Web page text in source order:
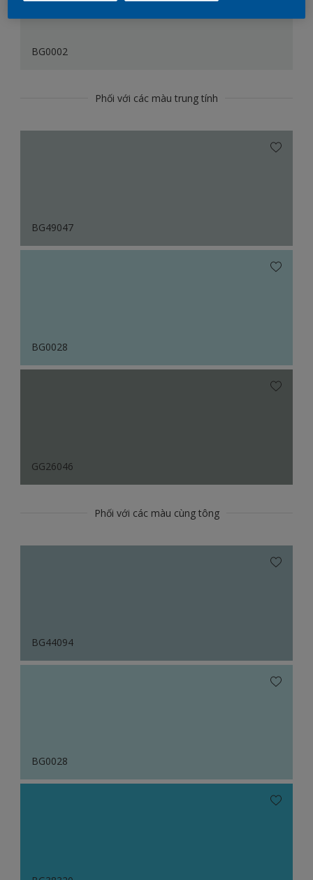
BG0002
Phối với các màu trung tính
BG49047
BG0028
GG26046
Phối với các màu cùng tông
BG44094
BG0028